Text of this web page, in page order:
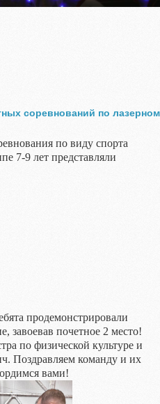
соревнований по
по виду спорта
7-9 лет представляли
продемонстрировали
завоевав почетное 2 место!
по физической культуре и
Поздравляем команду и их
вами!